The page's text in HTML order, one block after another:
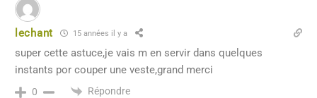
lechant 15 années il y a
super cette astuce,je vais m en servir dans quelques
instants por couper une veste,grand merci
0 Répondre